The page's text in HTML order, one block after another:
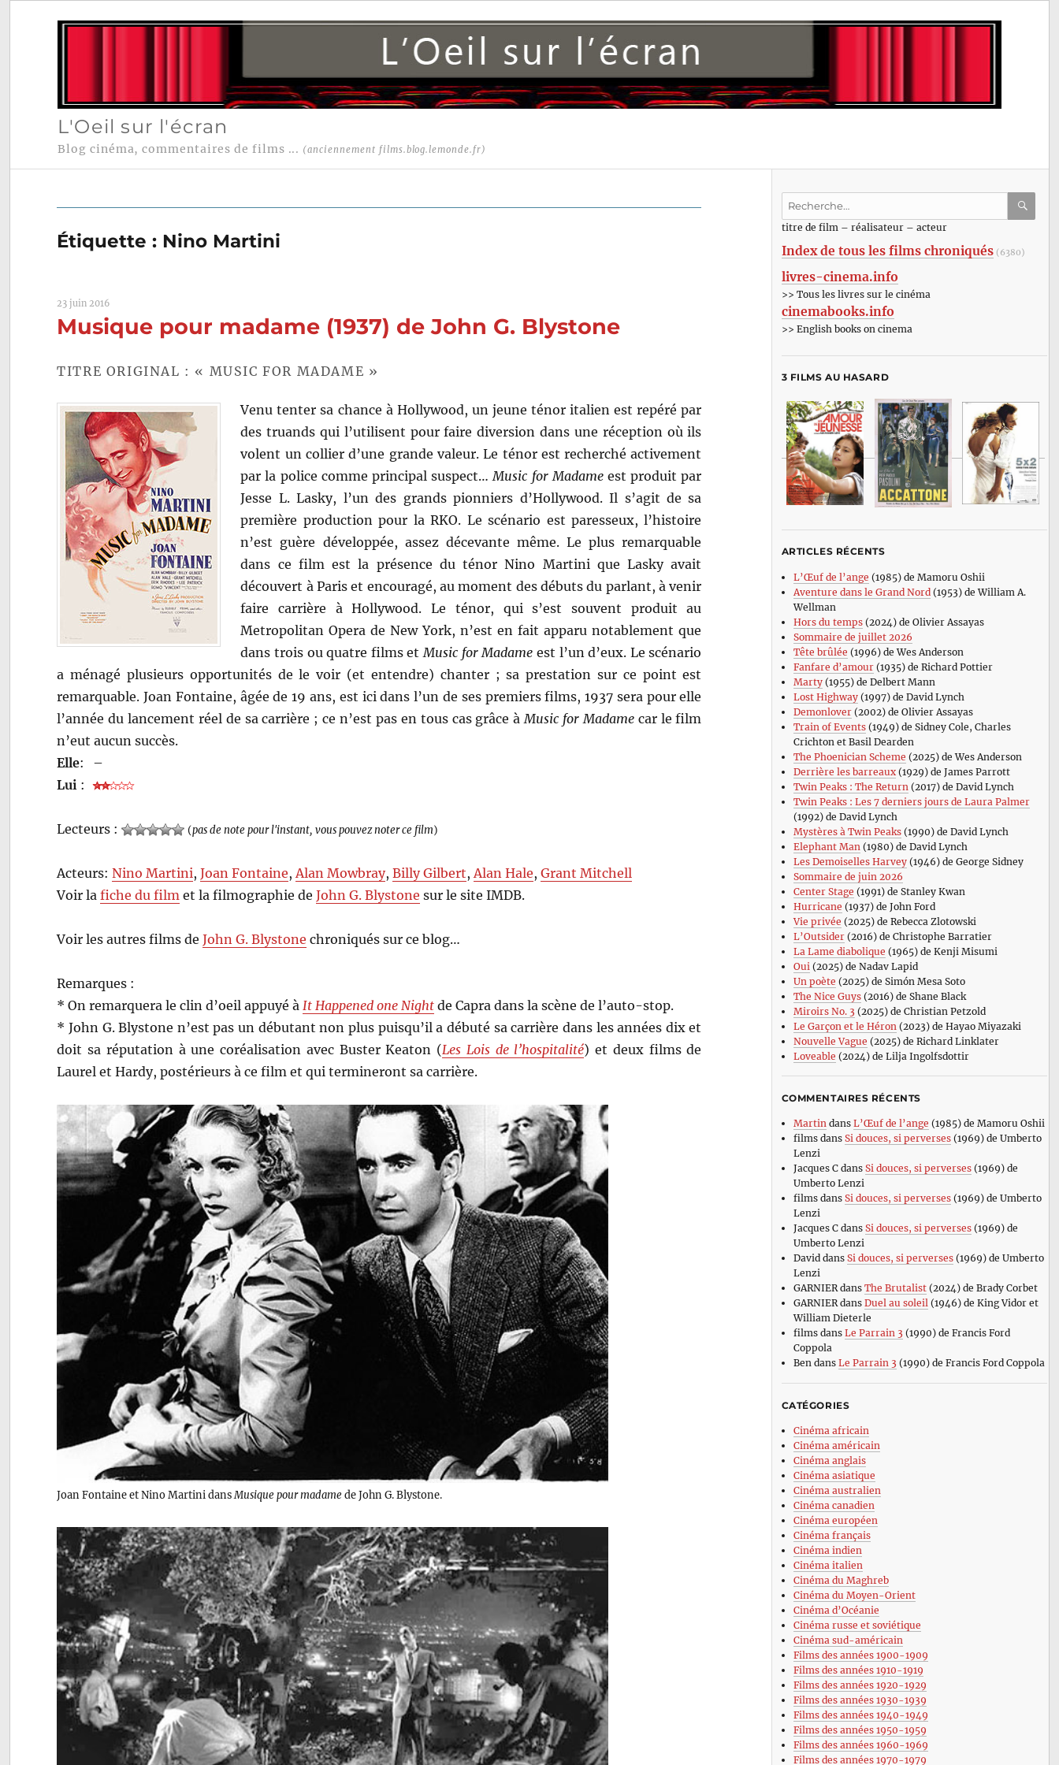
L'Oeil sur l'écran
Blog cinéma, commentaires de films ... (anciennement films.blog.lemonde.fr)
Étiquette : Nino Martini
23 juin 2016
Musique pour madame (1937) de John G. Blystone
TITRE ORIGINAL : « MUSIC FOR MADAME »
Venu tenter sa chance à Hollywood, un jeune ténor italien est repéré par
des truands qui l’utilisent pour faire diversion dans une réception où ils
volent un collier d’une grande valeur. Le ténor est recherché activement
par la police comme principal suspect… Music for Madameest produit par
Jesse L. Lasky, l’un des grands pionniers d’Hollywood. Il s’agit de sa
première production pour la RKO. Le scénario est paresseux, l’histoire
n’est guère développée, assez décevante même. Le plus remarquable
dans ce film est la présence du ténor Nino Martini que Lasky avait
découvert à Paris et encouragé, au moment des débuts du parlant, à venir
faire carrière à Hollywood. Le ténor, qui s’est souvent produit au
Metropolitan Opera de New York, n’est en fait apparu notablement que
dans trois ou quatre films et Music for Madame est l’un d’eux. Le scénario
a ménagé plusieurs opportunités de le voir (et entendre) chanter ; sa prestation sur ce point est
remarquable. Joan Fontaine, âgée de 19 ans, est ici dans l’un de ses premiers films, 1937 sera pour elle
l’année du lancement réel de sa carrière ; ce n’est pas en tous cas grâce à Music for Madamecar le film
n’eut aucun succès.
Elle:
–
Lui :
Lecteurs : (pas de note pour l'instant, vous pouvez noter ce film)
Acteurs:Nino Martini,Joan Fontaine, Alan Mowbray,Billy Gilbert, Alan Hale,Grant Mitchell
Voir lafiche du film et la filmographie deJohn G. Blystone sur le site IMDB.
Voir les autres films deJohn G. Blystone chroniqués sur ce blog…
Remarques :
* On remarquera le clin d’oeil appuyé à It Happened one Night de Capra dans la scène de l’auto-stop.
* John G. Blystone n’est pas un débutant non plus puisqu’il a débuté sa carrière dans les années dix et
doit sa réputation à une coréalisation avec Buster Keaton (Les Lois de l’hospitalité) et deux films de
Laurel et Hardy, postérieurs à ce film et qui termineront sa carrière.
Joan Fontaine et Nino Martini dans Musique pour madamede John G. Blystone.
Recherche
:titre de film – réalisateur – acteur
Index de tous les films chroniqués (6380)
livres-cinema.info
>> Tous les livres sur le cinéma
cinemabooks.info
>> English books on cinema
3 FILMS AU HASARD
ARTICLES RÉCENTS
L’Œuf de l’ange (1985) de Mamoru Oshii
Aventure dans le Grand Nord(1953) de William A.
Wellman
Hors du temps(2024) de Olivier Assayas
Sommaire de juillet 2026
Tête brûlée (1996) de Wes Anderson
Fanfare d’amour(1935) de Richard Pottier
Marty(1955) de Delbert Mann
Lost Highway(1997) de David Lynch
Demonlover(2002) de Olivier Assayas
Train of Events(1949) de Sidney Cole, Charles
Crichton et Basil Dearden
The Phoenician Scheme (2025) de Wes Anderson
Derrière les barreaux(1929) de James Parrott
Twin Peaks : The Return (2017) de David Lynch
Twin Peaks : Les 7 derniers jours de Laura Palmer
(1992) de David Lynch
Mystères à Twin Peaks(1990) de David Lynch
Elephant Man (1980) de David Lynch
Les Demoiselles Harvey(1946) de George Sidney
Sommaire de juin 2026
Center Stage (1991) de Stanley Kwan
Hurricane (1937) de John Ford
Vie privée (2025) de Rebecca Zlotowski
L’Outsider(2016) de Christophe Barratier
La Lame diabolique (1965) de Kenji Misumi
Oui (2025) de Nadav Lapid
Un poète (2025) de Simón Mesa Soto
The Nice Guys(2016) de Shane Black
Miroirs No. 3 (2025) de Christian Petzold
Le Garçon et le Héron (2023) de Hayao Miyazaki
Nouvelle Vague (2025) de Richard Linklater
Loveable (2024) de Lilja Ingolfsdottir
COMMENTAIRES RÉCENTS
Martindans L’Œuf de l’ange (1985) de Mamoru Oshii
filmsdans Si douces, si perverses(1969) de Umberto
Lenzi
Jacques Cdans Si douces, si perverses(1969) de
Umberto Lenzi
filmsdans Si douces, si perverses(1969) de Umberto
Lenzi
Jacques Cdans Si douces, si perverses(1969) de
Umberto Lenzi
Daviddans Si douces, si perverses(1969) de Umberto
Lenzi
GARNIERdans The Brutalist(2024) de Brady Corbet
GARNIERdans Duel au soleil(1946) de King Vidor et
William Dieterle
filmsdans Le Parrain 3 (1990) de Francis Ford
Coppola
Bendans Le Parrain 3 (1990) de Francis Ford Coppola
CATÉGORIES
Cinéma africain
Cinéma américain
Cinéma anglais
Cinéma asiatique
Cinéma australien
Cinéma canadien
Cinéma européen
Cinéma français
Cinéma indien
Cinéma italien
Cinéma du Maghreb
Cinéma du Moyen-Orient
Cinéma d’Océanie
Cinéma russe et soviétique
Cinéma sud-américain
Films des années 1900-1909
Films des années 1910-1919
Films des années 1920-1929
Films des années 1930-1939
Films des années 1940-1949
Films des années 1950-1959
Films des années 1960-1969
Films des années 1970-1979